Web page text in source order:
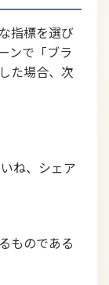
指標を選び
ンで「ブラ
た場合、次
ね、シェア
ものである